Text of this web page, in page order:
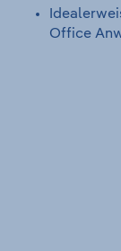
Office